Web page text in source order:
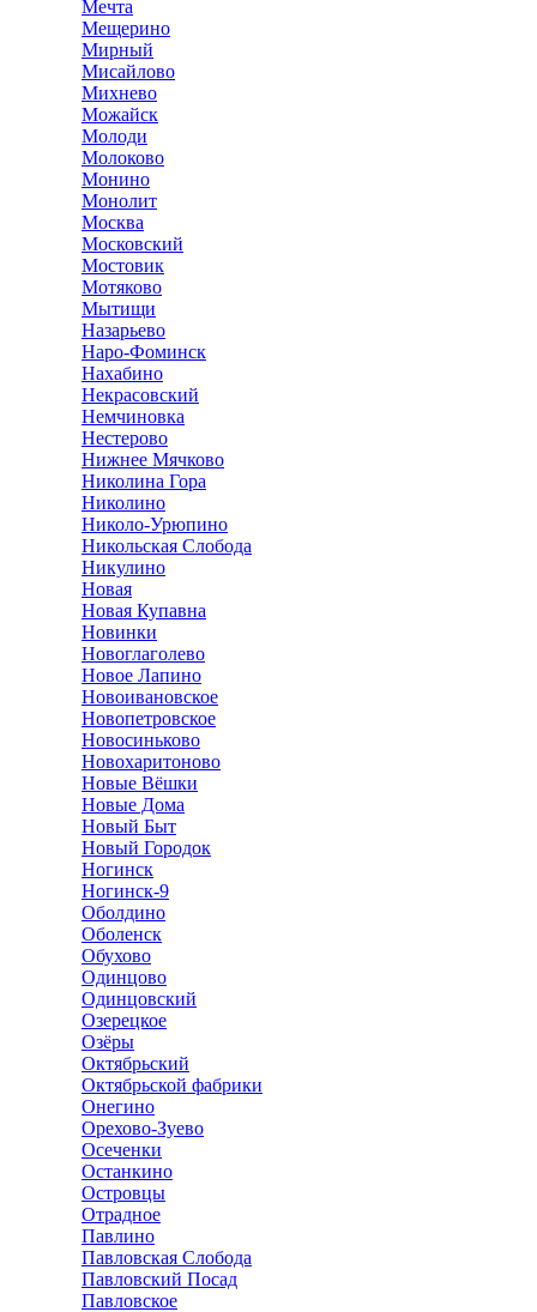
Мечта
Мещерино
Мирный
Мисайлово
Михнево
Можайск
Молоди
Молоково
Монино
Монолит
Москва
Московский
Мостовик
Мотяково
Мытищи
Назарьево
Наро-Фоминск
Нахабино
Некрасовский
Немчиновка
Нестерово
Нижнее Мячково
Николина Гора
Николино
Николо-Урюпино
Никольская Слобода
Никулино
Новая
Новая Купавна
Новинки
Новоглаголево
Новое Лапино
Новоивановское
Новопетровское
Новосиньково
Новохаритоново
Новые Вёшки
Новые Дома
Новый Быт
Новый Городок
Ногинск
Ногинск-9
Оболдино
Оболенск
Обухово
Одинцово
Одинцовский
Озерецкое
Озёры
Октябрьский
Октябрьской фабрики
Онегино
Орехово-Зуево
Осеченки
Останкино
Островцы
Отрадное
Павлино
Павловская Слобода
Павловский Посад
Павловское